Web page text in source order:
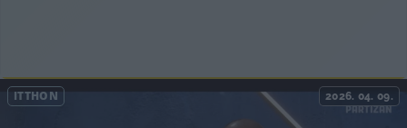
ITTHON 2026. 04. 09.